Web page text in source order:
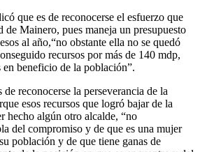
que es de reconocerse el esfuerzo que
de Mainero, pues maneja un presupuesto
al año,“no obstante ella no se quedó
recursos por más de 140 mdp,
en beneficio de la población”.
reconocerse la perseverancia de la
esos recursos que logró bajar de la
hecho algún otro alcalde, “no
del compromiso y de que es una mujer
población y de que tiene ganas de